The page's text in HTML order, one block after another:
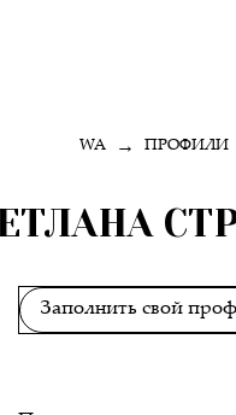
WA → ПРОФИЛИ
Заполнить свой